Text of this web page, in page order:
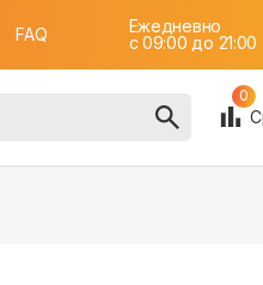
FAQ
Ежедневно
c 09:00 до 21:00
0